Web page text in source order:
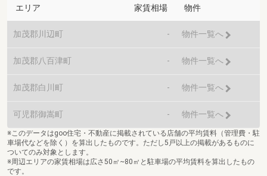
エリア 家賃相場 物件
加茂郡川辺町 - 物件一覧へ
加茂郡八百津町 - 物件一覧へ
加茂郡白川町 - 物件一覧へ
可児郡御嵩町 - 物件一覧へ
※このデータはgoo住宅・不動産に掲載されている店舗の平均賃料（管理費・駐
車場代などを除く）を算出したものです。ただし5戸以上の掲載があるものに
ついてのみ対象とします。
※周辺エリアの家賃相場は広さ50㎡~80㎡と駐車場の平均賃料を算出したもの
です。